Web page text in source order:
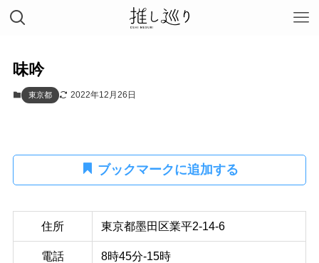
味吟
東京都 2022年12月26日
ブックマークに追加する
住所 東京都墨田区業平2-14-6
電話 8時45分-15時